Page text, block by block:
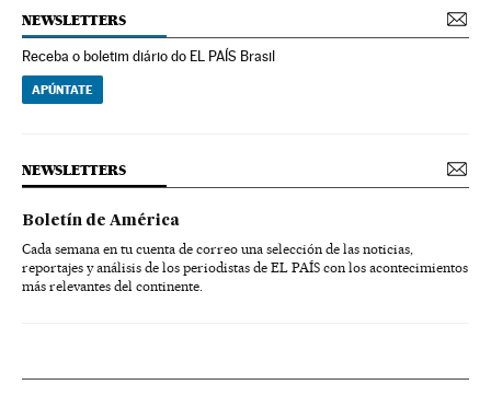
NEWSLETTERS
Receba o boletim diário do EL PAÍS Brasil
APÚNTATE
NEWSLETTERS
Boletín de América
Cada semana en tu cuenta de correo una selección de las noticias,
reportajes y análisis de los periodistas de EL PAÍS con los acontecimientos
más relevantes del continente.